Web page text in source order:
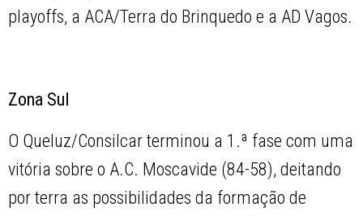
playoffs, a ACA/Terra do Brinquedo e a AD Vagos.
Zona Sul
O Queluz/Consilcar terminou a 1.ª fase com uma
vitória sobre o A.C. Moscavide (84-58), deitando
por terra as possibilidades da formação de